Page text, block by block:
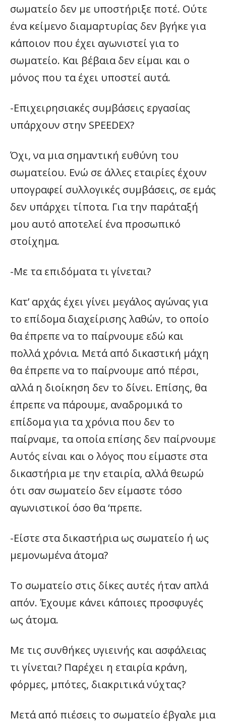
σωματείο δεν με υποστήριξε ποτέ. Ούτε
ένα κείμενο διαμαρτυρίας δεν βγήκε για
κάποιον που έχει αγωνιστεί για το
σωματείο. Και βέβαια δεν είμαι και ο
μόνος που τα έχει υποστεί αυτά.
-Επιχειρησιακές συμβάσεις εργασίας
υπάρχουν στην SPEEDEX?
Όχι, να μια σημαντική ευθύνη του
σωματείου. Ενώ σε άλλες εταιρίες έχουν
υπογραφεί συλλογικές συμβάσεις, σε εμάς
δεν υπάρχει τίποτα. Για την παράταξή
μου αυτό αποτελεί ένα προσωπικό
στοίχημα.
-Με τα επιδόματα τι γίνεται?
Κατ’ αρχάς έχει γίνει μεγάλος αγώνας για
το επίδομα διαχείρισης λαθών, το οποίο
θα έπρεπε να το παίρνουμε εδώ και
πολλά χρόνια. Μετά από δικαστική μάχη
θα έπρεπε να το παίρνουμε από πέρσι,
αλλά η διοίκηση δεν το δίνει. Επίσης, θα
έπρεπε να πάρουμε, αναδρομικά το
επίδομα για τα χρόνια που δεν το
παίρναμε, τα οποία επίσης δεν παίρνουμε
Αυτός είναι και ο λόγος που είμαστε στα
δικαστήρια με την εταιρία, αλλά θεωρώ
ότι σαν σωματείο δεν είμαστε τόσο
αγωνιστικοί όσο θα ‘πρεπε.
-Είστε στα δικαστήρια ως σωματείο ή ως
μεμονωμένα άτομα?
Το σωματείο στις δίκες αυτές ήταν απλά
απόν. Έχουμε κάνει κάποιες προσφυγές
ως άτομα.
Με τις συνθήκες υγιεινής και ασφάλειας
τι γίνεται? Παρέχει η εταιρία κράνη,
φόρμες, μπότες, διακριτικά νύχτας?
Μετά από πιέσεις το σωματείο έβγαλε μια